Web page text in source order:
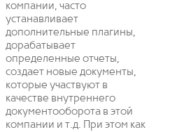
компании, часто
устанавливает
дополнительные плагины,
дорабатывает
определенные отчеты,
создает новые документы,
которые участвуют в
качестве внутреннего
документооборота в этой
компании и т.д. При этом как